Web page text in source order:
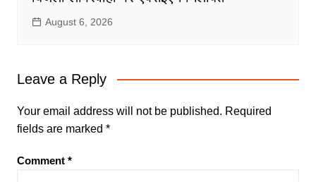
August 6, 2026
Leave a Reply
Your email address will not be published. Required
fields are marked *
Comment *